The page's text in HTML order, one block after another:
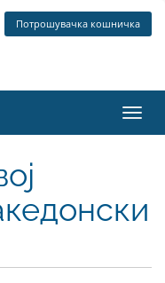
Потрошувачка кошничка
ја